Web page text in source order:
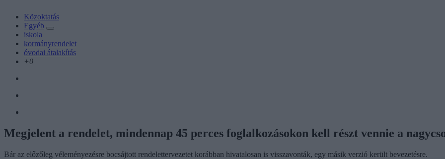
Közoktatás
Egyéb
iskola
kormányrendelet
óvodai átalakítás
+0
Megjelent a rendelet, mindennap 45 perces foglalkozásokon kell részt vennie a
Bár az előzőleg véleményezésre bocsájtott rendelettervezetet korábban hivatalosan is visszavonták, egy másik verzió került bevezetésre.